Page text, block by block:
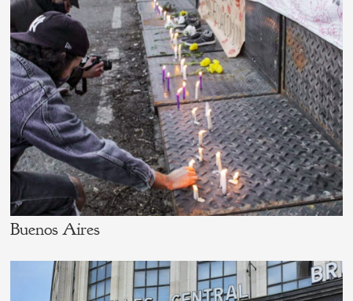
Buenos Aires